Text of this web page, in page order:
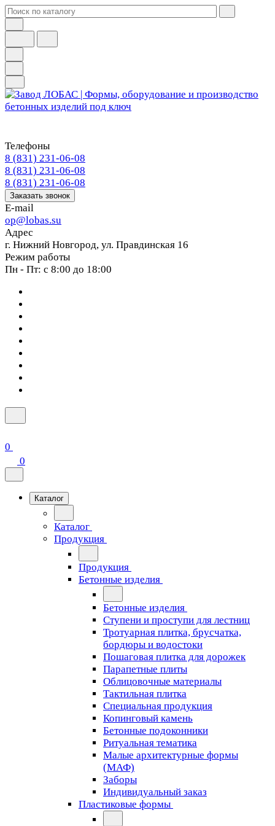
Телефоны
8 (831) 231-06-08
8 (831) 231-06-08
8 (831) 231-06-08
Заказать звонок
E-mail
op@lobas.su
Адрес
г. Нижний Новгород, ул. Правдинская 16
Режим работы
Пн - Пт: с 8:00 до 18:00
0
0
Каталог
Каталог
Продукция
Продукция
Бетонные изделия
Бетонные изделия
Ступени и проступи для лестниц
Тротуарная плитка, брусчатка,
бордюры и водостоки
Пошаговая плитка для дорожек
Парапетные плиты
Облицовочные материалы
Тактильная плитка
Специальная продукция
Копинговый камень
Бетонные подоконники
Ритуальная тематика
Малые архитектурные формы
(МАФ)
Заборы
Индивидуальный заказ
Пластиковые формы